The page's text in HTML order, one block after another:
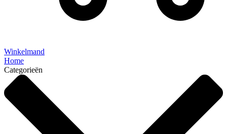
Winkelmand
Home
Categorieën